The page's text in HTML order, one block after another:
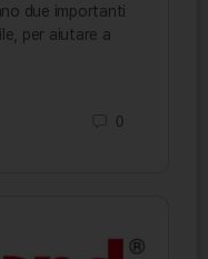
due importanti
per aiutare a
0